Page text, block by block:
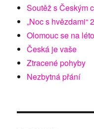
Soutěž s Českým
„Noc s hvězdami“
Olomouc se na
Česká je vaše
Ztracené pohyby
Nezbytná přání